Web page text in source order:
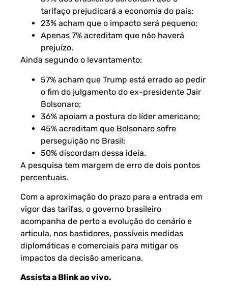
tarifaço prejudicará a economia do país;
23% acham que o impacto será pequeno;
Apenas 7% acreditam que não haverá
prejuízo.
Ainda segundo o levantamento:
57% acham que Trump está errado ao pedir
o fim do julgamento do ex-presidente Jair
Bolsonaro;
36% apoiam a postura do líder americano;
45% acreditam que Bolsonaro sofre
perseguição no Brasil;
50% discordam dessa ideia.
A pesquisa tem margem de erro de dois pontos
percentuais.
Com a aproximação do prazo para a entrada em
vigor das tarifas, o governo brasileiro
acompanha de perto a evolução do cenário e
articula, nos bastidores, possíveis medidas
diplomáticas e comerciais para mitigar os
impactos da decisão americana.
Assista a Blink ao vivo.